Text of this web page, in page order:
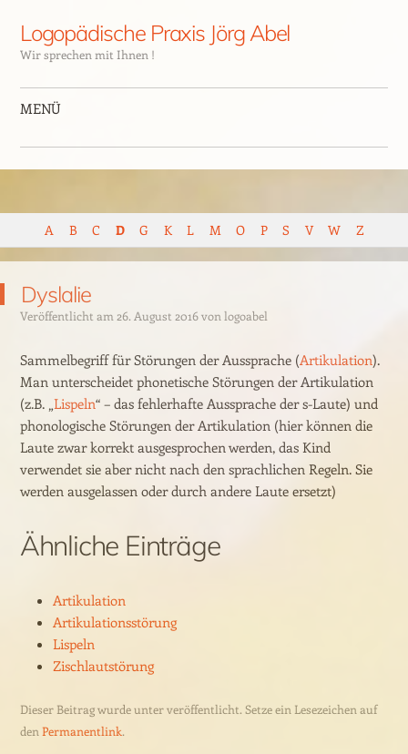
Logopädische Praxis Jörg Abel
Wir sprechen mit Ihnen !
MENÜ
A B C D G K L M O P S V W Z
Dyslalie
Veröffentlicht am 26. August 2016von logoabel
Sammelbegriff für Störungen der Aussprache (Artikulation).
Man unterscheidet phonetische Störungen der Artikulation
(z.B. „Lispeln“ – das fehlerhafte Aussprache der s-Laute) und
phonologische Störungen der Artikulation (hier können die
Laute zwar korrekt ausgesprochen werden, das Kind
verwendet sie aber nicht nach den sprachlichen Regeln. Sie
werden ausgelassen oder durch andere Laute ersetzt)
Ähnliche Einträge
Artikulation
Artikulationsstörung
Lispeln
Zischlautstörung
Dieser Beitrag wurde unter veröffentlicht. Setze ein Lesezeichen auf
den Permanentlink.